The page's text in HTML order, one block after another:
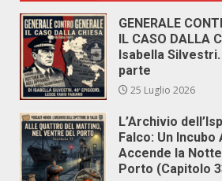
GENERALE
IL CASO DALLA
Isabella
parte
25 Luglio 2026
L’Archivio
Falco: Un Incubo
Accende la
Porto (Capitolo